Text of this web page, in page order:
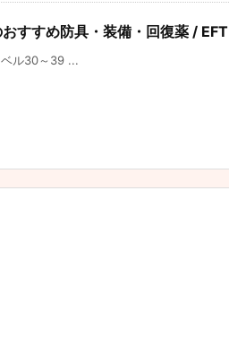
すすめ防具・装備・回復薬 / EFT
ル30～39 ...